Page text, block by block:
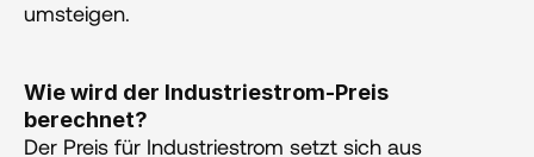
umsteigen​​.
Wie wird der Industriestrom-Preis
berechnet?
Der Preis für Industriestrom setzt sich aus